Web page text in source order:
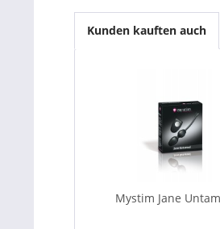
Kunden kauften auch
Mystim Jane